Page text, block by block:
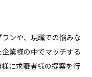
ンや、現職での悩みな
業様の中でマッチする
に求職者様の提案を行